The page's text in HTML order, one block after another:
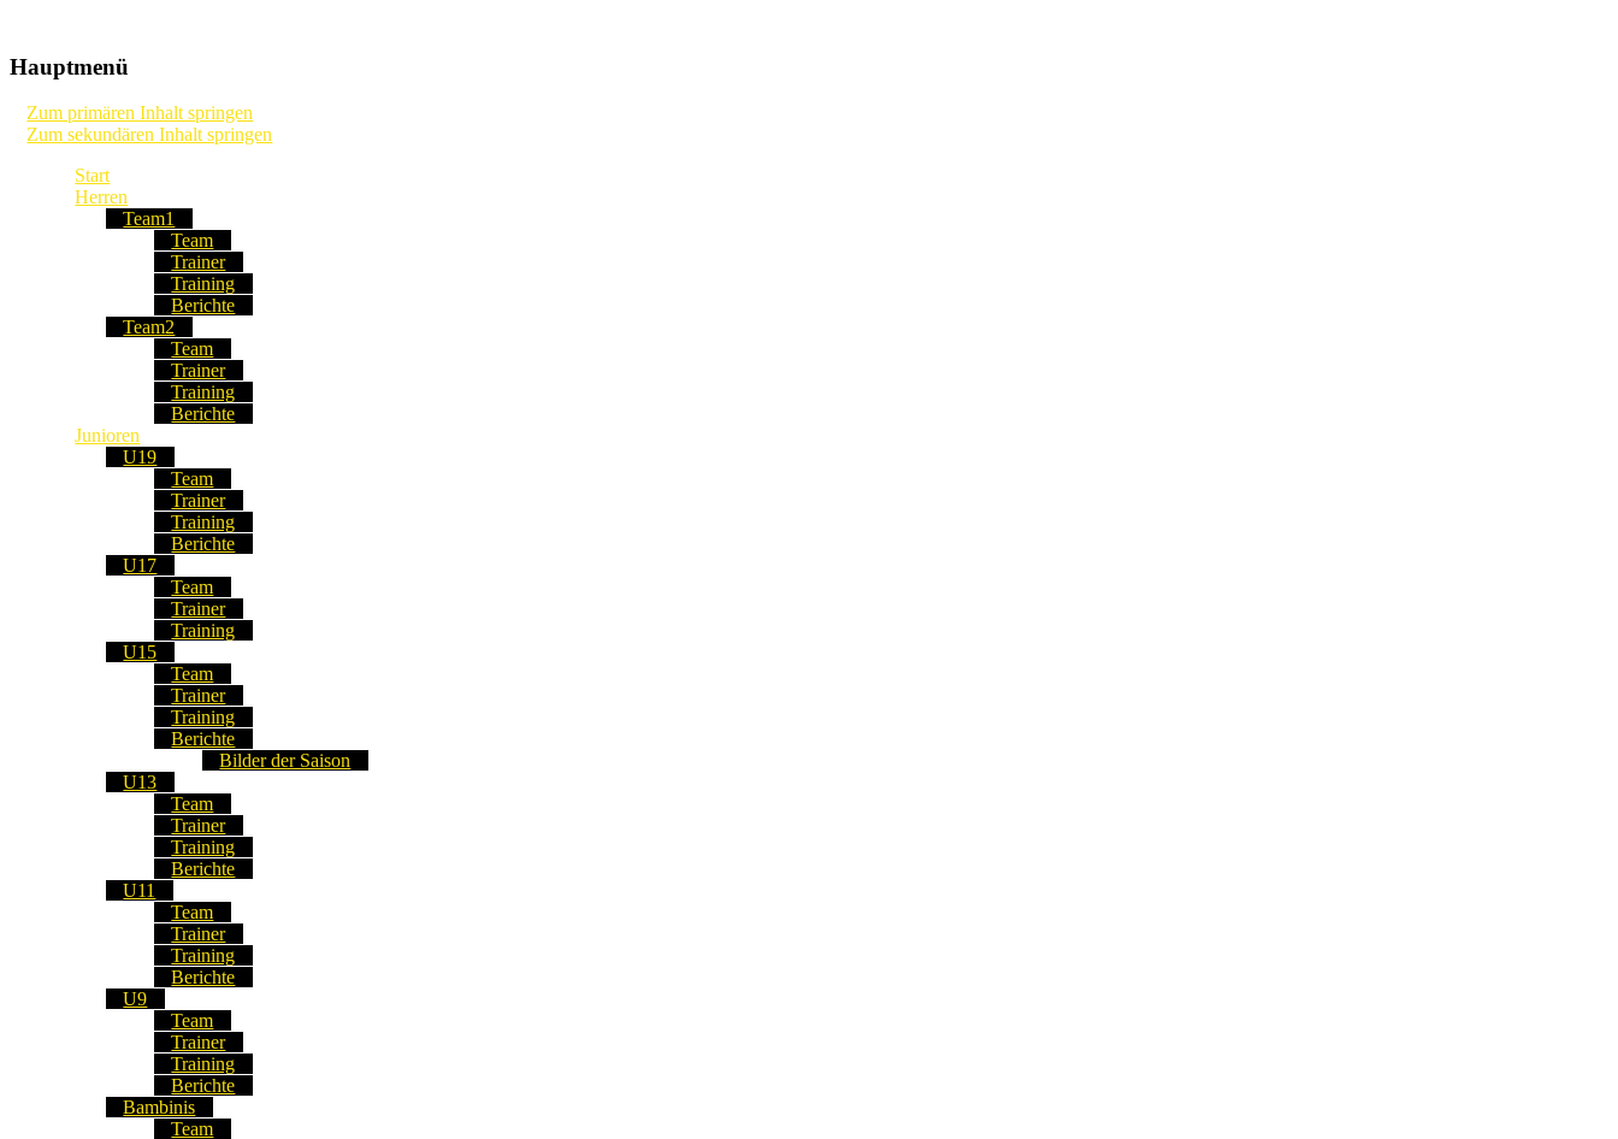
TSV Frommern-Dürrwangen Fussball
Hauptmenü
Zum primären Inhalt springen
Zum sekundären Inhalt springen
Start
Herren
Team1
Team
Trainer
Training
Berichte
Team2
Team
Trainer
Training
Berichte
Junioren
U19
Team
Trainer
Training
Berichte
U17
Team
Trainer
Training
U15
Team
Trainer
Training
Berichte
Bilder der Saison
U13
Team
Trainer
Training
Berichte
U11
Team
Trainer
Training
Berichte
U9
Team
Trainer
Training
Berichte
Bambinis
Team